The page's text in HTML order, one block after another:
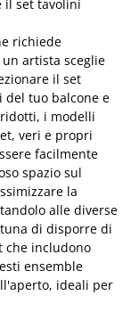
il set tavolini
richiede
artista sceglie
il set
del tuo balcone e
i modelli
veri e propri
facilmente
spazio sul
la
alle diverse
di disporre di
che includono
ensemble
ideali per